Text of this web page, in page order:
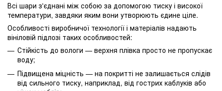
Всі шари з'єднані між собою за допомогою тиску і високої
температури, завдяки яким вони утворюють єдине ціле.
Особливості виробничої технології і матеріалів надають
вініловій підлозі таких особливостей:
Стійкість до вологи — верхня плівка просто не пропускає
воду;
Підвищена міцність — на покритті не залишається слідів
від сильного тиску, наприклад, від гострих каблуків або